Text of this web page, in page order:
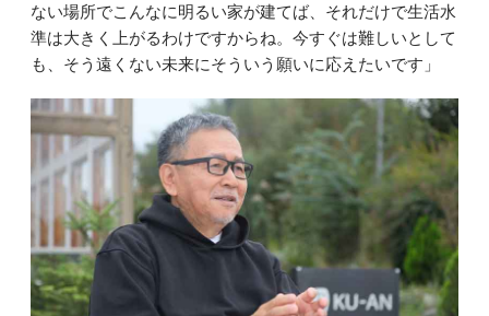
ない場所でこんなに明るい家が建てば、それだけで生活水
準は大きく上がるわけですからね。今すぐは難しいとして
も、そう遠くない未来にそういう願いに応えたいです」